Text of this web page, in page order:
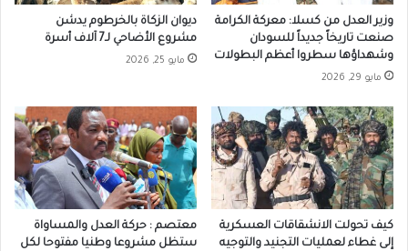
وزير العدل من كسلا: معركة الكرامة
صنعت تاريخاً جديداً للسودان
وشهداؤها سطروا أعظم البطولات
مايو 29, 2026
ديوان الزكاة بالخرطوم يدشن
مشروع الأضاحي لـ7 آلاف أسرة
مايو 25, 2026
كيف تحولت الانشقاقات العسكرية
إلى غطاء لعمليات التجنيد والتوجيه
معتصم : حركة العدل والمساواة
ستظل مشروعا وطنيا مفتوحا لكل